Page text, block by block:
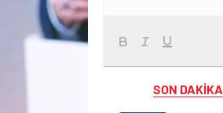
SON DAKİKA